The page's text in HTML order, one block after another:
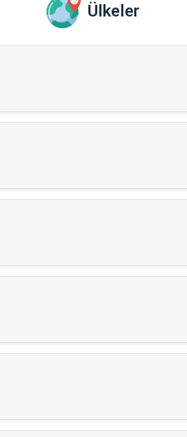
Ülkeler